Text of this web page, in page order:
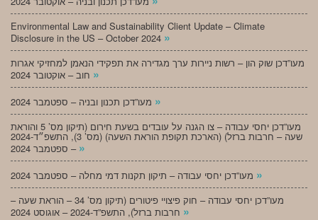
Environmental Law and Sustainability Client Update – Climate
Disclosure in the US – October 2024 »
מעו”דכן שוק הון – רשות ניירות ערך מגדירה את תפקידי הנאמן למחזיקי אגרות
»
»
מעו”דכן יחסי עבודה – צו הגנה על עובדים בשעת חירום (תיקון מס’ 5 והוראת
שעה – חרבות ברזל) (הארכת תקופת הוראת השעה) (מס’ 3), התשפ״ד-2024
– ספטמבר 2024 »
»
מעו”דכן יחסי עבודה – חוק פיצויי פיטורים (תיקון מס’ 34 – הוראת שעה –
»